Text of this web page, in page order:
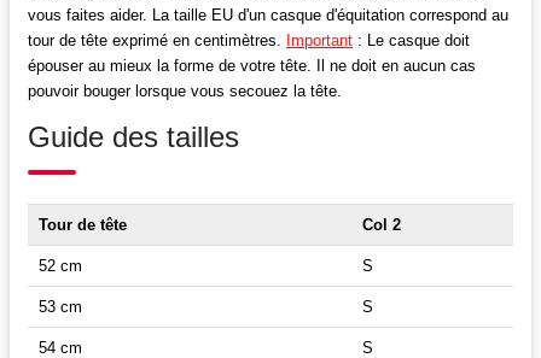
vous faites aider. La taille EU d'un casque d'équitation correspond au
tour de tête exprimé en centimètres. Important : Le casque doit
épouser au mieux la forme de votre tête. Il ne doit en aucun cas
pouvoir bouger lorsque vous secouez la tête.
Guide des tailles
Tour de tête Col 2
52 cm S
53 cm S
54 cm S